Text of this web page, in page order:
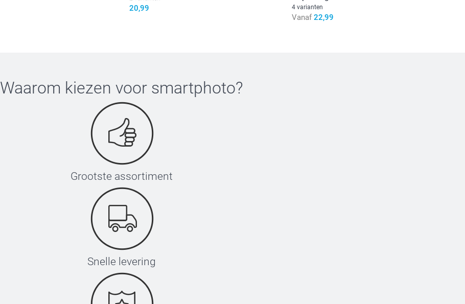
20,99 4 varianten
Vanaf 22,99
Waarom kiezen voor smartphoto?
Grootste assortiment
Snelle levering